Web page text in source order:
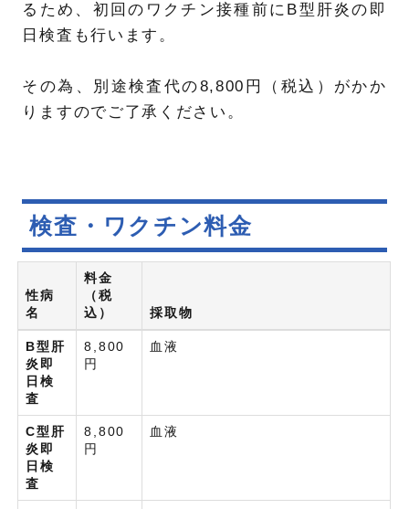
るため、初回のワクチン接種前にB型肝炎の即
日検査も行います。
その為、別途検査代の8,800円（税込）がかか
りますのでご了承ください。
検査・ワクチン料金
性病
名
料金
（税
込）
採取物
B型肝
炎即
日検
査
8,800
円
血液
C型肝
炎即
日検
査
8,800
円
血液